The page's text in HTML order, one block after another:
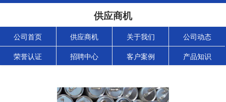
供应商机
公司首页 供应商机 关于我们 公司动态
荣誉认证 招聘中心 客户案例 产品知识